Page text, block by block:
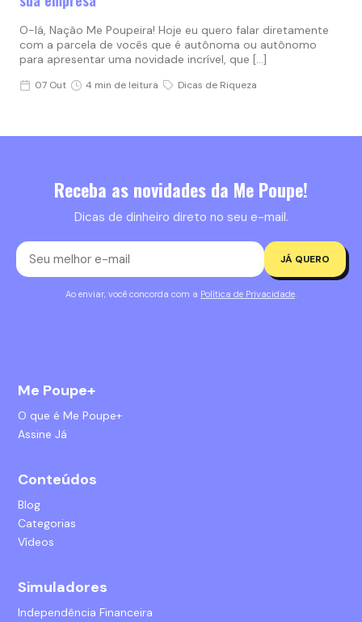
O-lá, Nação Me Poupeira! Hoje eu quero falar diretamente
com a parcela de vocês que é autônoma ou autônomo
para apresentar uma novidade incrível, que […]
07 Out 4 min de leitura Dicas de Riqueza
Receba as novidades da Me Poupe!
Dicas de dinheiro direto no seu e-mail.
JÁ QUERO
Ao enviar, você concorda com a Política de Privacidade
Me Poupe+
O que é Me Poupe+
Assine Já
Conteúdos
Blog
Categorias
Vídeos
Simuladores
Independência Financeira